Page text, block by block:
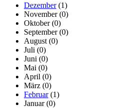
Dezember (1)
November(0)
Oktober(0)
September(0)
August (0)
Juli (0)
Juni (0)
Mai (0)
April (0)
März (0)
Februar (1)
Januar(0)